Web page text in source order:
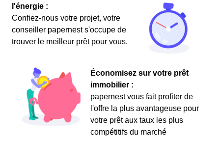
l'énergie :
Confiez-nous votre projet, votre
conseiller papernest s'occupe de
trouver le meilleur prêt pour vous.
Économisez sur votre prêt
immobilier :
papernest vous fait profiter de
l'offre la plus avantageuse pour
votre prêt aux taux les plus
compétitifs du marché